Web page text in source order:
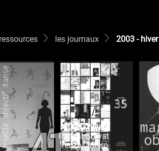
ressources les journaux 2003 - hiver
2003 - hiver
Pascal Gravat
Vera Mantero